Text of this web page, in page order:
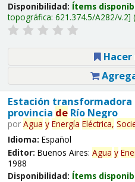
Disponibilidad: Ítems
topográfica: 621.374.5/A282/v.2
Hacer
Estación transformadora
provincia deRío Negro
por Agua y Energía Eléctrica,
Idioma: Español
Editor: Buenos Aires: Agua y
1988
Disponibilidad: Ítems